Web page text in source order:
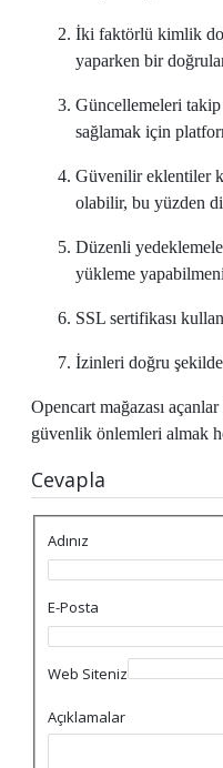
İki faktörlü kimlik
yaparken bir
Güncellemeleri
sağlamak için
Güvenilir eklentiler
olabilir, bu yüzden
Düzenli
yükleme
SSL sertifikası
İzinleri doğru
Opencart mağazası
güvenlik önlemleri almak
Cevapla
Adınız
E-Posta
Web Siteniz
Açıklamalar